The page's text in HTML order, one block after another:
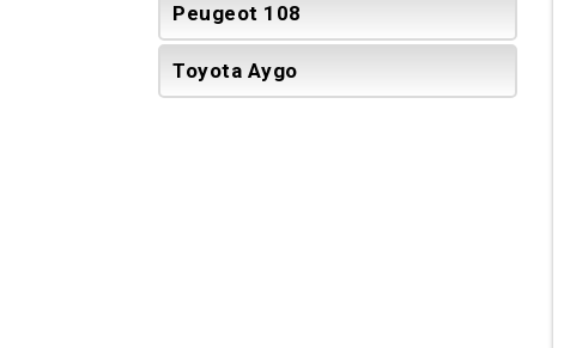
Peugeot 108
Toyota Aygo